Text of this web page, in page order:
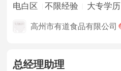
电白区 不限经验 大专学历
高州市有道食品有限公司
总经理助理